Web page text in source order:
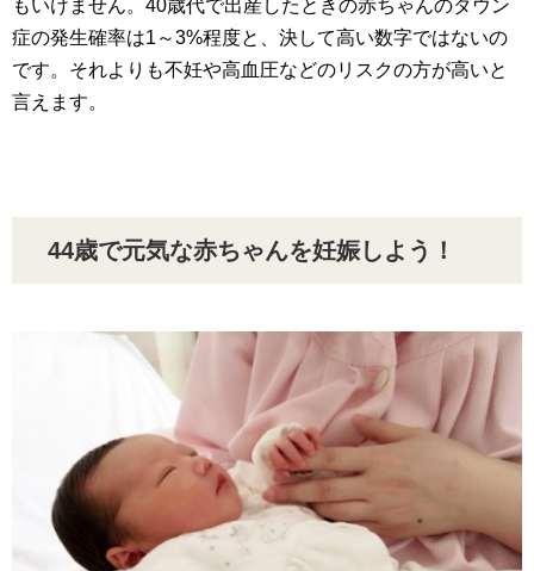
もいけません。40歳代で出産したときの赤ちゃんのダウン
症の発生確率は1～3%程度と、決して高い数字ではないの
です。それよりも不妊や高血圧などのリスクの方が高いと
言えます。
44歳で元気な赤ちゃんを妊娠しよう！